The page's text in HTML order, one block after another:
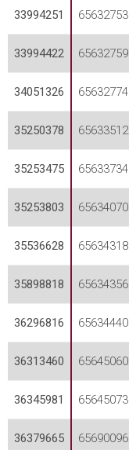
33994251 65632753
33994422 65632759
34051326 65632774
35250378 65633512
35253475 65633734
35253803 65634070
35536628 65634318
35898818 65634356
36296816 65634440
36313460 65645060
36345981 65645073
36379665 65690096